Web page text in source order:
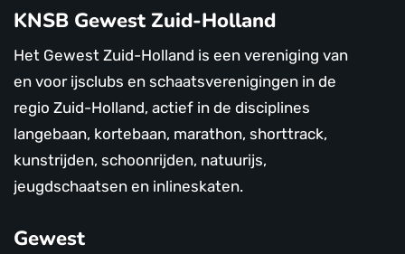
KNSB Gewest Zuid-Holland
Het Gewest Zuid-Holland is een vereniging van
en voor ijsclubs en schaatsverenigingen in de
regio Zuid-Holland, actief in de disciplines
langebaan, kortebaan, marathon, shorttrack,
kunstrijden, schoonrijden, natuurijs,
jeugdschaatsen en inlineskaten.
Gewest